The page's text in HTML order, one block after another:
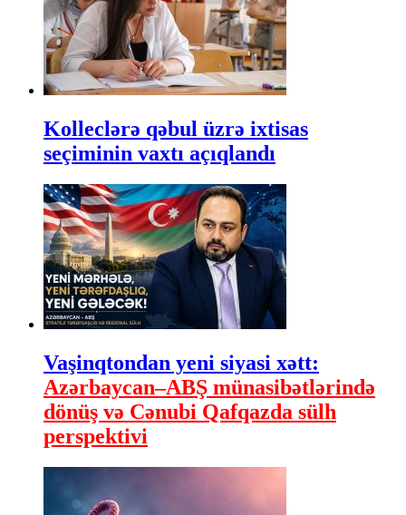
Kolleclərə qəbul üzrə ixtisas
seçiminin vaxtı açıqlandı
Vaşinqtondan yeni siyasi xətt:
Azərbaycan–ABŞ münasibətlərində
dönüş və Cənubi Qafqazda sülh
perspektivi